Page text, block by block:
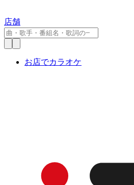
店舗
お店でカラオケ